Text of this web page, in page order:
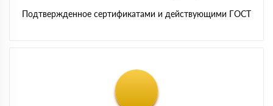
Подтвержденное сертификатами и действующими ГОСТ